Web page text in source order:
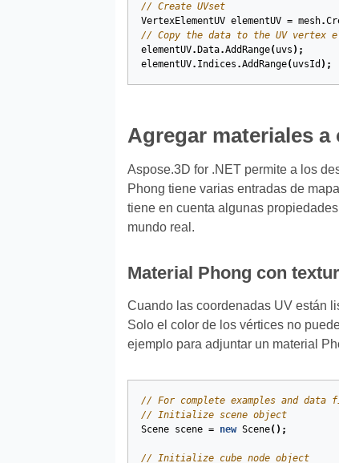
// Create UVset
VertexElementUV elementUV = mesh.
// Copy the data to the UV vertex
elementUV. Data.AddRange( uvs );
elementUV. Indices .AddRange( uvsId );
Agregar materiales a
Aspose.3D for .NET permite a los
Phong tiene varias entradas de
tiene en cuenta algunas
mundo real.
Material Phong con
Cuando las coordenadas UV están
Solo el color de los vértices no
ejemplo para adjuntar un material
// For complete examples and data
// Initialize scene object
Scene
scene = new Scene();
// Initialize cube node object